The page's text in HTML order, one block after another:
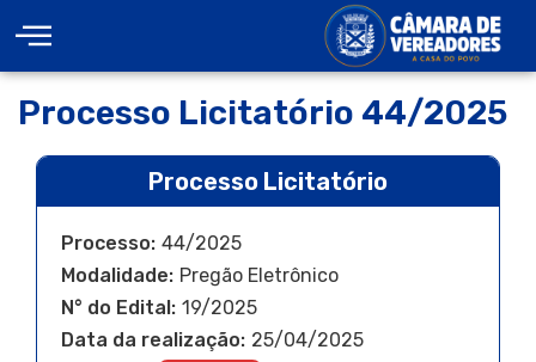
Processo Licitatório 44/2025
Processo Licitatório
Processo: 44/2025
Modalidade: Pregão Eletrônico
N° do Edital: 19/2025
Data da realização: 25/04/2025